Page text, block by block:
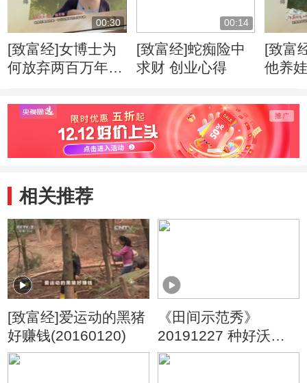
00:30
[致富经]女博士为
何放弃两百万年薪
00:14
[致富经]蛇痴险中
求财 创业心得
[致富
他养
相关推荐
[致富经]爱运动的黑猪
好赚钱(20160120)
《田间示范秀》
20191227 种好沃柑
门道多